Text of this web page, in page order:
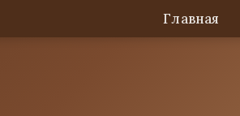
Главная